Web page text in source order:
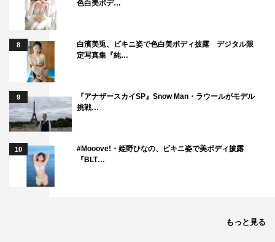
色白美ボデ…
8
白濱美兎、ビキニ姿で色白美ボディ披露 デジタル限
定写真集『純…
9
『アナザースカイSP』Snow Man・ラウールがモデル
挑戦…
10
#Mooove!・姫野ひなの、ビキニ姿で美ボディ披露
『BLT…
もっと見る